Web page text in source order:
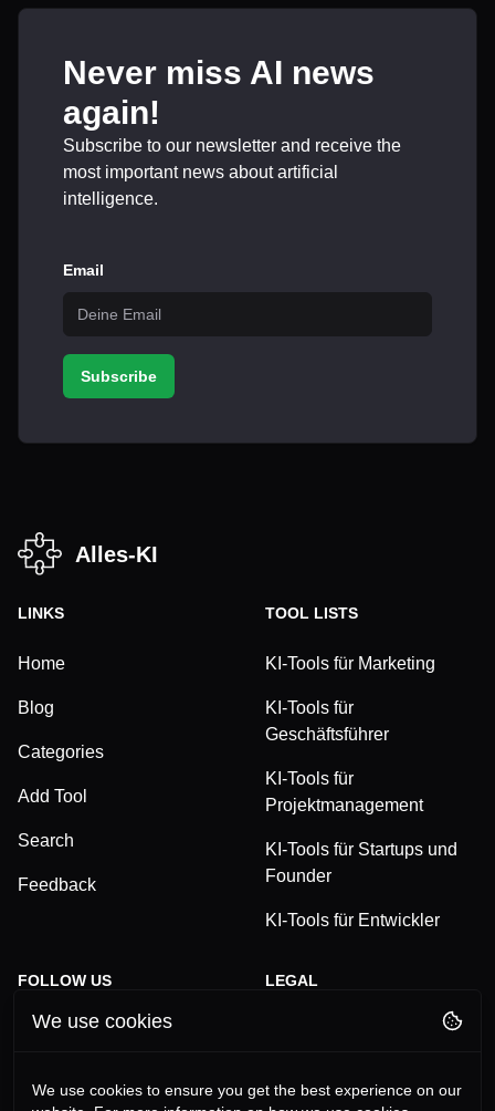
Never miss AI news
again!
Subscribe to our newsletter and receive the
most important news about artificial
intelligence.
Email
Subscribe
Alles-KI
LINKS
Home
Blog
Categories
Add Tool
Search
Feedback
TOOL LISTS
KI-Tools für Marketing
KI-Tools für
Geschäftsführer
KI-Tools für
Projektmanagement
KI-Tools für Startups und
Founder
KI-Tools für Entwickler
FOLLOW US
TikTok
LEGAL
We use cookies
We use cookies to ensure you get the best experience on our